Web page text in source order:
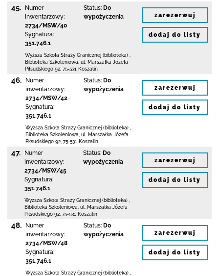
45.
Numer
inwentarzowy:
2734/MSW/40
Sygnatura:
351.746.1
Status: Do
wypożyczenia
Wyższa Szkoła Straży Granicznej (biblioteka)
Biblioteka Szkoleniowa, ul. Marszałka Józefa
Piłsudskiego 92 75-531 Koszalin
zarezerwuj
dodaj do listy
46.
Numer
inwentarzowy:
2734/MSW/42
Sygnatura:
351.746.1
Status: Do
wypożyczenia
Wyższa Szkoła Straży Granicznej (biblioteka)
Biblioteka Szkoleniowa, ul. Marszałka Józefa
Piłsudskiego 92 75-531 Koszalin
zarezerwuj
dodaj do listy
47.
Numer
inwentarzowy:
2734/MSW/45
Sygnatura:
351.746.1
Status: Do
wypożyczenia
Wyższa Szkoła Straży Granicznej (biblioteka)
Biblioteka Szkoleniowa, ul. Marszałka Józefa
Piłsudskiego 92 75-531 Koszalin
zarezerwuj
dodaj do listy
48.
Numer
inwentarzowy:
2734/MSW/48
Sygnatura:
351.746.1
Status: Do
wypożyczenia
Wyższa Szkoła Straży Granicznej (biblioteka)
zarezerwuj
dodaj do listy